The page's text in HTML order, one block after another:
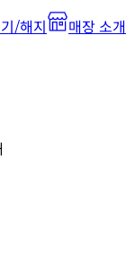
/해지
매장 소개